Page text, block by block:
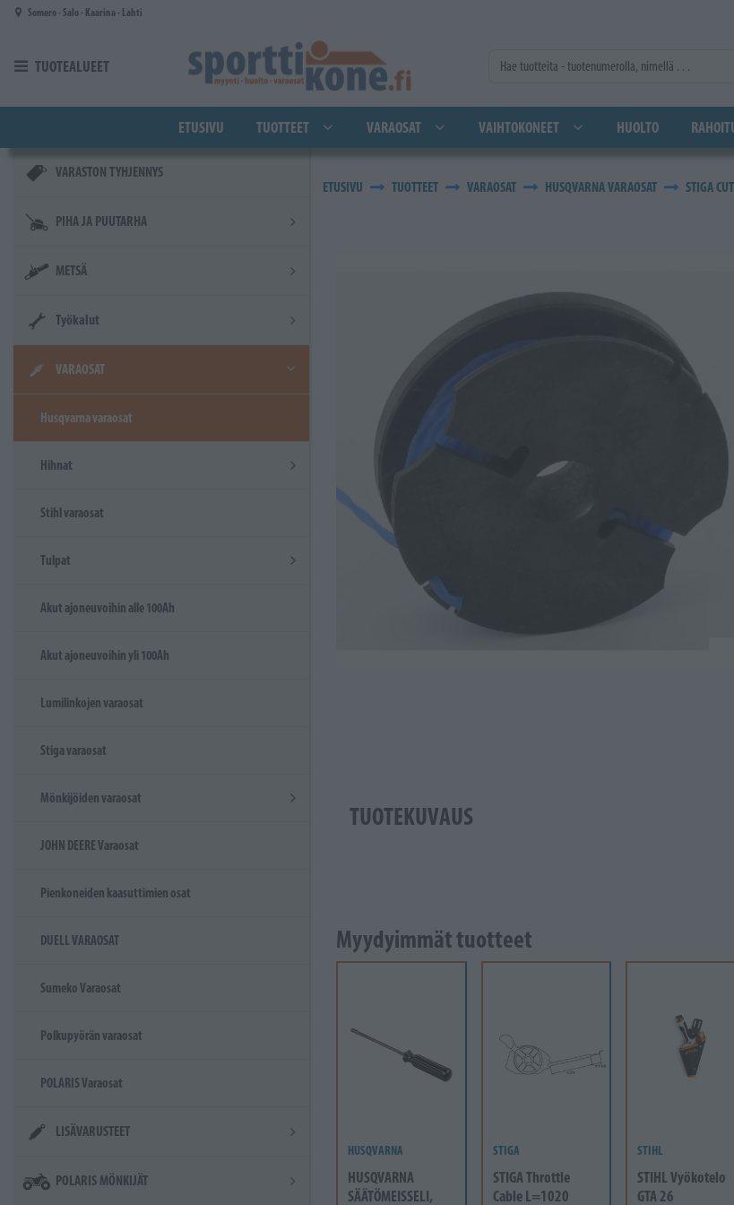
Siirry pääsisältöön
Somero - Salo - Kaarina - Lahti
TUOTEALUEET
ETUSIVU TUOTTEET VARAOSAT VAIHTOKONEET HUOLTO
VARASTON TYHJENNYS
PIHA JA PUUTARHA
METSÄ
Työkalut
VARAOSAT
Husqvarna varaosat
Hihnat
Stihl varaosat
Tulpat
Akut ajoneuvoihin alle 100Ah
Akut ajoneuvoihin yli 100Ah
Lumilinkojen varaosat
Stiga varaosat
Mönkijöiden varaosat
JOHN DEERE Varaosat
Pienkoneiden kaasuttimien osat
DUELL VARAOSAT
Sumeko Varaosat
Polkupyörän varaosat
POLARIS Varaosat
LISÄVARUSTEET
POLARIS MÖNKIJÄT
ETUSIVU TUOTTEET VARAOSAT HUSQVARNA VARAOSAT STIGA
TUOTEKUVAUS
Myydyimmät tuotteet
HUSQVARNA
HUSQVARNA
SÄÄTÖMEISSELI,
STIGA
STIGA Throttle
Cable L=1020
STIHL
STIHL Vyökotelo
GTA 26